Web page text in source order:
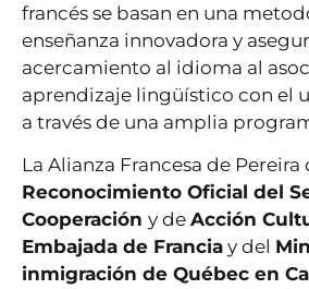
francés se basan en una
enseñanza innovadora y
acercamiento al idioma al
aprendizaje lingüístico con el
a través de una amplia
La Alianza Francesa de Pereira
Reconocimiento Oficial del
Cooperación y de Acción
Embajada de Francia y del
inmigración de Québec en